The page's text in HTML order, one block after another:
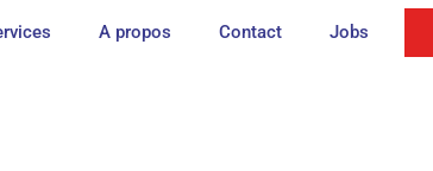
A propos Contact Jobs